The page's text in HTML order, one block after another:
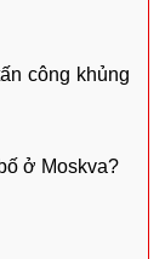
công khủng
ở Moskva?